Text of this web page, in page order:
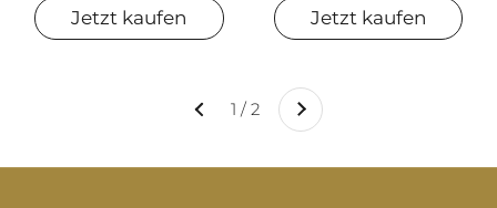
Jetzt kaufen Jetzt kaufen
Zurück 1 / 2 Weiter